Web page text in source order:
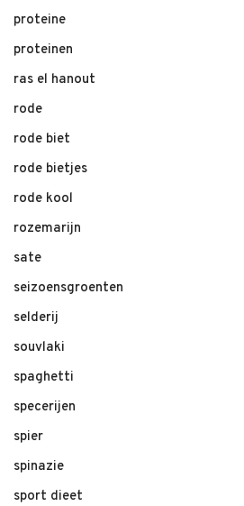
proteine
proteinen
ras el hanout
rode
rode biet
rode bietjes
rode kool
rozemarijn
sate
seizoensgroenten
selderij
souvlaki
spaghetti
specerijen
spier
spinazie
sport dieet